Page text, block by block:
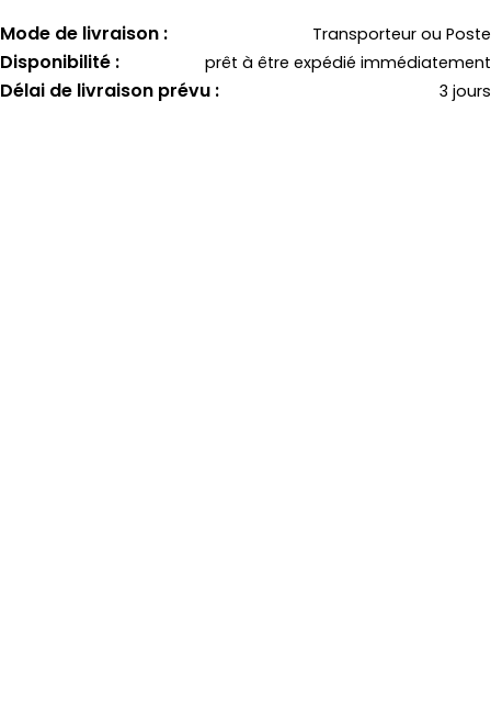
Mode de livraison : Transporteur ou Poste
Disponibilité : prêt à être expédié immédiatement
Délai de livraison prévu : 3 jours